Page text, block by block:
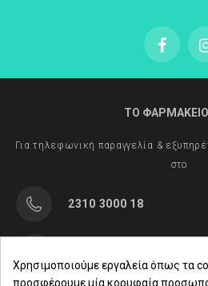
ΤΟ
Για τηλεφωνική παραγγελία &
στο
2310 3000 18
Χρησιμοποιούμε εργαλεία όπως τα
προσφέρουμε μία κορυφαία